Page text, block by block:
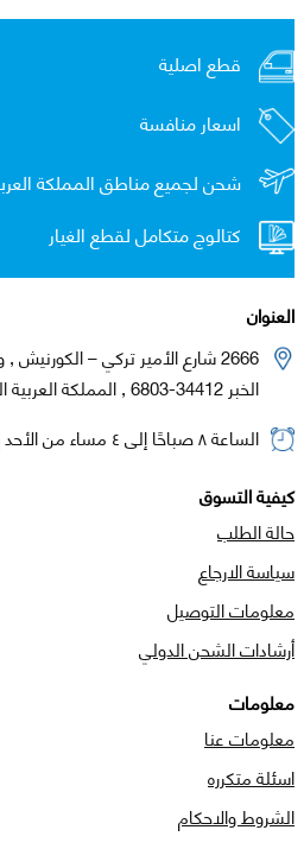
قطع اصلية
اسعار منافسة
شحن لجميع مناطق المملكة
كتالوج متكامل لقطع الغيار
العنوان
2666 شارع الأمير تركي – الكورنيش , وحدة رقم 102
الخبر 34412-6803 , المملكة العربية السعودية
الساعة ٨ صباحًا إلى ٤ مساء من الأحد إلى الخميس
كيفية التسوق
حالة الطلب
سياسة الارجاع
معلومات التوصيل
أرشادات الشحن الدولي
معلومات
معلومات عنا
اسئلة متكرره
الشروط والاحكام